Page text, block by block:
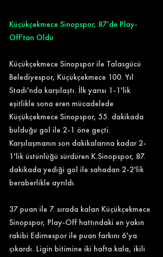
Küçükçekmece Sinopspor, 87'de Play-
Off'tan Oldu
Küçükçekmece Sinopspor ile Talasgücü
Belediyespor, Küçükçekmece 100. Yıl
Stadı'nda karşılaştı. İlk yarısı 1-1'lik
eşitlikle sona eren mücadelede
Küçükçekmece Sinopspor, 55. dakikada
bulduğu gol ile 2-1 öne geçti.
Karşılaşmanın son dakikalarına kadar 2-
1'lik üstünlüğü sürdüren K.Sinopspor, 87.
dakikada yediği gol ile sahadan 2-2'lik
beraberlikle ayrıldı.
37 puan ile 7. sırada kalan Küçükçekmece
Sinopspor, Play-Off hattındaki en yakın
rakibi Edirnespor ile puan farkını 6'ya
çıkardı. Ligin bitimine iki hafta kala, ikili